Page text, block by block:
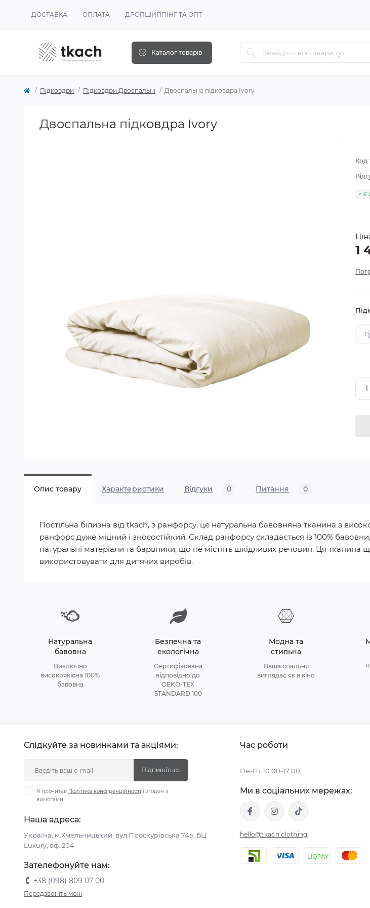
ДОСТАВКА ОПЛАТА ДРОПШИППІНГ ТА ОПТ
Каталог товарів
Підковдри Підковдри Двоспальні Двоспальна підковдра Ivory
Двоспальна підковдра Ivory
Код
Є
1
Опис товару Характеристики Відгуки 0 Питання 0
Постільна білизна від tkach, з ранфорсу, це натуральна бавовняна тканина з
ранфорс дуже міцний і зносостійкий. Склад ранфорсу складається із 100%
натуральні матеріали та барвники, що не містять шкідливих речовин. Ця тканина
використовувати для дитячих виробів.
Натуральна
бавовна
Виключно
високоякісна 100%
бавовна
Безпечна та
екологічна
Сертифікована
відповідно до
OEKO-TEX
STANDARD 100
Модна та
стильна
Ваша спальня
виглядає як в кіно
Слідкуйте за новинками та акціями:
Підпишіться
Я прочитав Політика конфіденційності і згоден з
вимогами
Наша адреса:
Україна, м.Хмельницький, вул.Проскурівська 74а, БЦ
Luxury, оф. 204
Зателефонуйте нам:
+38 (098) 809 07 00
Передзвоніть мені
Час роботи
Пн-Пт 10:00-17:00
Ми в соціальних мережах:
hello@tkach.clothing